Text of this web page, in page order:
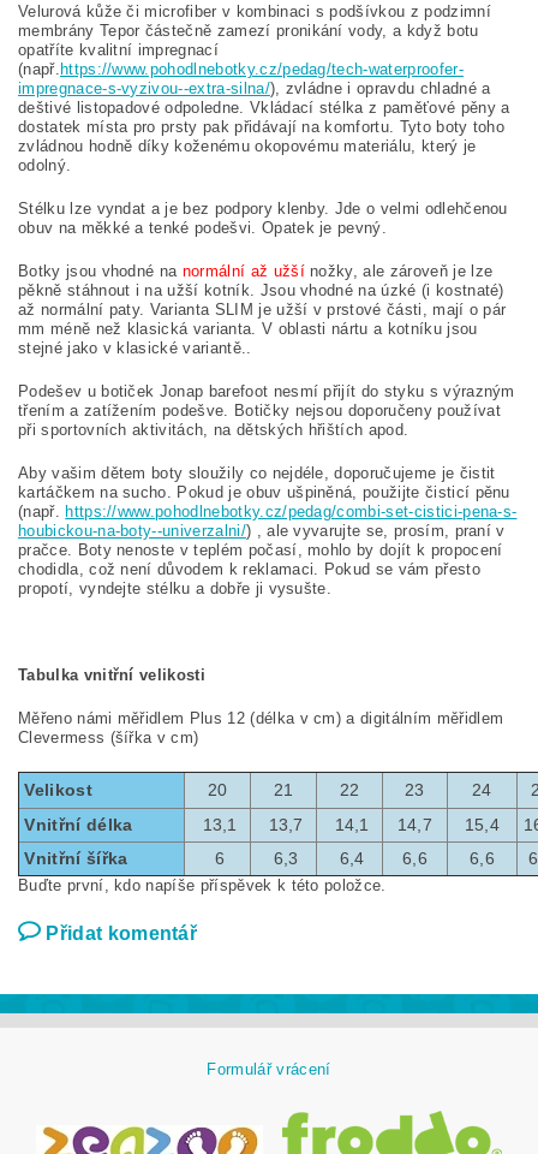
Velurová kůže či microfiber v kombinaci s podšívkou z podzimní
membrány Tepor částečně zamezí pronikání vody, a když botu
opatříte kvalitní impregnací
(např. https://www.pohodlnebotky.cz/pedag/tech-waterproofer-
impregnace-s-vyzivou--extra-silna/), zvládne i opravdu chladné a
deštivé listopadové odpoledne. Vkládací stélka z paměťové pěny a
dostatek místa pro prsty pak přidávají na komfortu. Tyto boty toho
zvládnou hodně díky koženému okopovému materiálu, který je
odolný.
Stélku lze vyndat a je bez podpory klenby. Jde o velmi odlehčenou
obuv na měkké a tenké podešvi. Opatek je pevný.
Botky jsou vhodné na normální až užšínožky, ale zároveň je lze
pěkně stáhnout i na užší kotník. Jsou vhodné na úzké (i kostnaté)
až normální paty. Varianta SLIM je užší v prstové části, mají o pár
mm méně než klasická varianta. V oblasti nártu a kotníku jsou
stejné jako v klasické variantě..
Podešev u botiček Jonap barefoot nesmí přijít do styku s výrazným
třením a zatížením podešve. Botičky nejsou doporučeny používat
při sportovních aktivitách, na dětských hřištích apod.
Aby vašim dětem boty sloužily co nejdéle, doporučujeme je čistit
kartáčkem na sucho. Pokud je obuv ušpiněná, použijte čisticí pěnu
(např.
https://www.pohodlnebotky.cz/pedag/combi-set-cistici-pena-s-
houbickou-na-boty--univerzalni/) , ale vyvarujte se, prosím, praní v
pračce. Boty nenoste v teplém počasí, mohlo by dojít k propocení
chodidla, což není důvodem k reklamaci. Pokud se vám přesto
propotí, vyndejte stélku a dobře ji vysušte.
Tabulka vnitřní velikosti
Měřeno námi měřidlem Plus 12 (délka v cm) a digitálním měřidlem
Clevermess (šířka v cm)
Velikost 20 21 22 23 24
Vnitřní délka
13,1 13,7 14,1 14,7 15,4
Vnitřní šířka
6 6,3 6,4 6,6 6,6
Buďte první, kdo napíše příspěvek k této položce.
Přidat komentář
Formulář vrácení